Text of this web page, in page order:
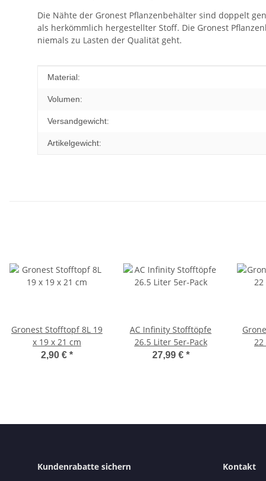
Die Nähte der Gronest Pflanzenbehälter sind doppelt
als herkömmlich hergestellter Stoff. Die Gronest
niemals zu Lasten der Qualität geht.
Produkteigenschaft
Wert
Material:
Volumen:
Versandgewicht:
Artikelgewicht:
Gronest Stofftopf 8L 19
x 19 x 21 cm
2,90 € *
AC Infinity Stofftöpfe
26.5 Liter 5er-Pack
27,99 € *
22
Kundenrabatte sichern Kontakt